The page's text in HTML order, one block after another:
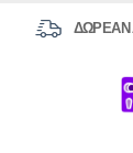
ΔΩΡΕΑΝ